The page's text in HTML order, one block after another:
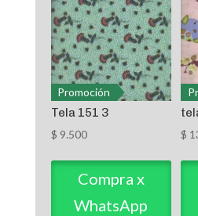
Promoción
Tela 151 3
$ 9.500
Compra x
WhatsApp
$